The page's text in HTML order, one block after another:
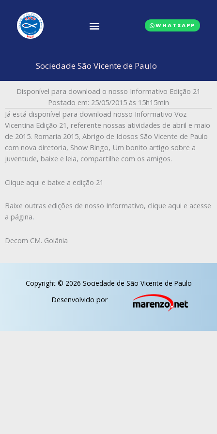
conteúdo
WHATSAPP
Sociedade São Vicente de Paulo
Disponível para download o nosso Informativo Edição 21
Postado em: 25/05/2015 às 15h15min
Já está disponível para download nosso Informativo Voz
Vicentina Edição 21, referente nossas atividades de abril e maio
de 2015. Romaria 2015, Abrigo de Idosos São Vicente de Paulo
com nova diretoria, Show Bingo, Um bonito artigo sobre a
juventude, baixe e leia, compartilhe com os amigos.
Clique aqui e baixe a edição 21
Baixe outras edições de nosso Informativo, clique aqui e acesse
a página.
Decom CM. Goiânia
Copyright © 2026 Sociedade de São Vicente de Paulo
Desenvolvido por